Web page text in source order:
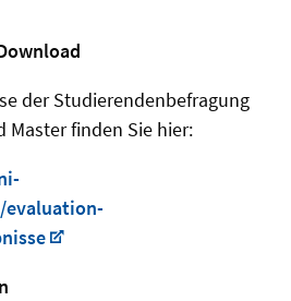
der Studierendenbefragung
Master finden Sie hier:
evaluation-